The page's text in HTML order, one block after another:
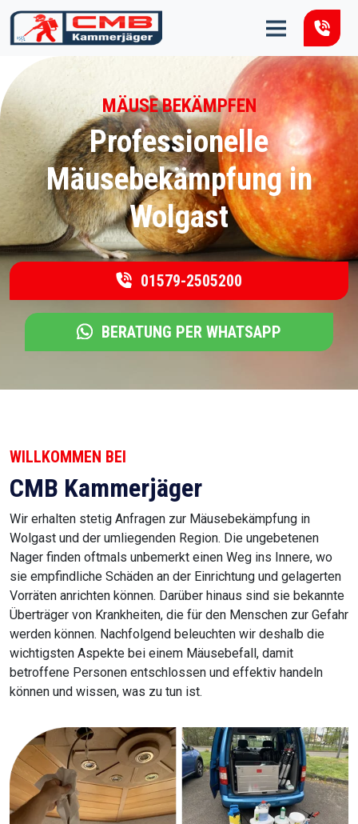
Zum Inhalt springen
MÄUSE BEKÄMPFEN
Professionelle
Mäusebekämpfung in
Wolgast
01579-2505200
BERATUNG PER WHATSAPP
WILLKOMMEN BEI
CMB Kammerjäger
Wir erhalten stetig Anfragen zur Mäusebekämpfung in
Wolgast und der umliegenden Region. Die ungebetenen
Nager finden oftmals unbemerkt einen Weg ins Innere, wo
sie empfindliche Schäden an der Einrichtung und gelagerten
Vorräten anrichten können. Darüber hinaus sind sie bekannte
Überträger von Krankheiten, die für den Menschen zur Gefahr
werden können. Nachfolgend beleuchten wir deshalb die
wichtigsten Aspekte bei einem Mäusebefall, damit
betroffene Personen entschlossen und effektiv handeln
können und wissen, was zu tun ist.